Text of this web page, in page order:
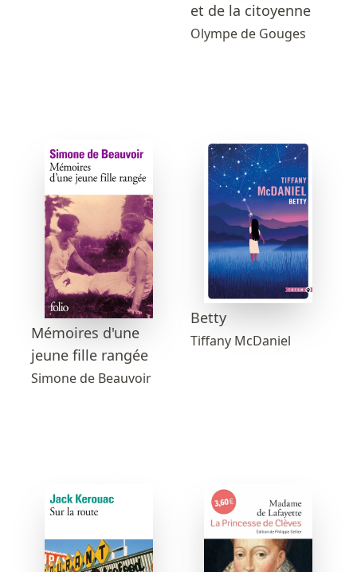
et de la citoyenne
Olympe de Gouges
Mémoires d'une
jeune fille rangée
Simone de Beauvoir
Betty
Tiffany McDaniel